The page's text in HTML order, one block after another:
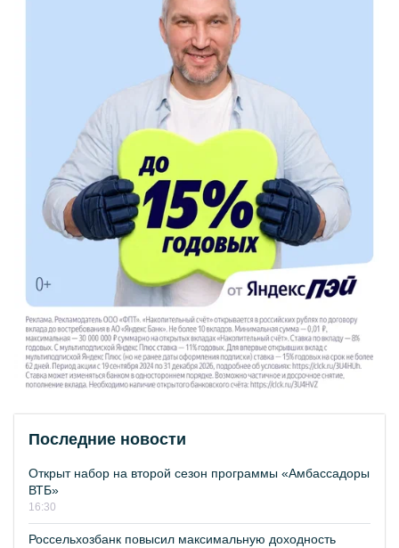
Последние новости
Открыт набор на второй сезон программы «Амбассадоры
ВТБ»
16:30
Россельхозбанк повысил максимальную доходность